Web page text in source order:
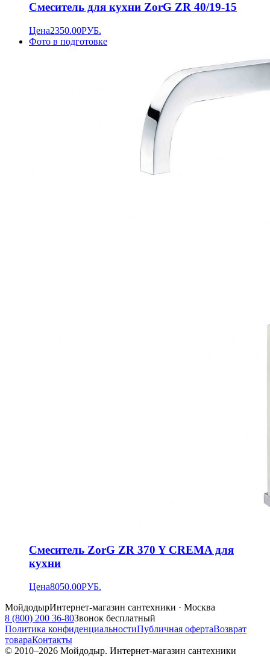
Смеситель для кухни ZorG ZR 40/19-15
Цена2350.00РУБ.
Фото в подготовке
Смеситель ZorG ZR 370 Y CREMA для
кухни
Цена8050.00РУБ.
МойдодырИнтернет-магазин сантехники · Москва
8 (800) 200 36-80Звонок бесплатный
Политика конфиденциальностиПубличная офертаВозврат
товараКонтакты
© 2010–2026 Мойдодыр. Интернет-магазин сантехники